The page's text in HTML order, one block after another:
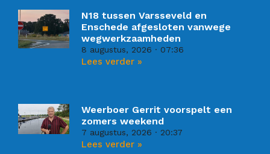
N18 tussen Varsseveld en
Enschede afgesloten vanwege
wegwerkzaamheden
8 augustus, 2026 07:36
Lees verder »
Weerboer Gerrit voorspelt een
zomers weekend
7 augustus, 2026 20:37
Lees verder »